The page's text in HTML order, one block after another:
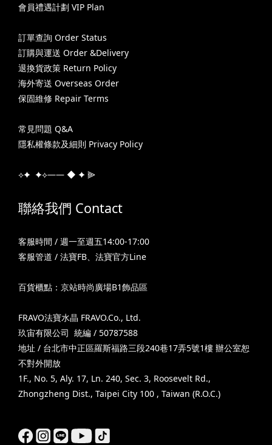
會員禮遇計劃 VIP Plan
訂單查詢 Order Status
訂購與運送 Order &Delivery
退換貨政策 Return Policy
海外寄送 Overseas Order
保固維修 Repair Terms
常見問題 Q&A
隱私權條款及細則 Privacy Policy
⟡✦ ✦⟡—— ◆ ✦ ⫸
聯絡我們 Contact
客服時間 / 週一至週五14:00-17:00
客服管道 / 法寶FB、 法寶官方Line
百貨櫃點：京站時尚廣場B1飾品區
FRAVO法寶水晶 FRAVO.Co., Ltd.
玖宙有限公司 統編 / 50787588
地址 / 台北市中正區羅斯福路三段240巷17弄5號1樓 辦公室恕
不對外開放
1F., No. 5, Aly. 17, Ln. 240, Sec. 3, Roosevelt Rd.,
Zhongzheng Dist., Taipei City 100 , Taiwan (R.O.C.)